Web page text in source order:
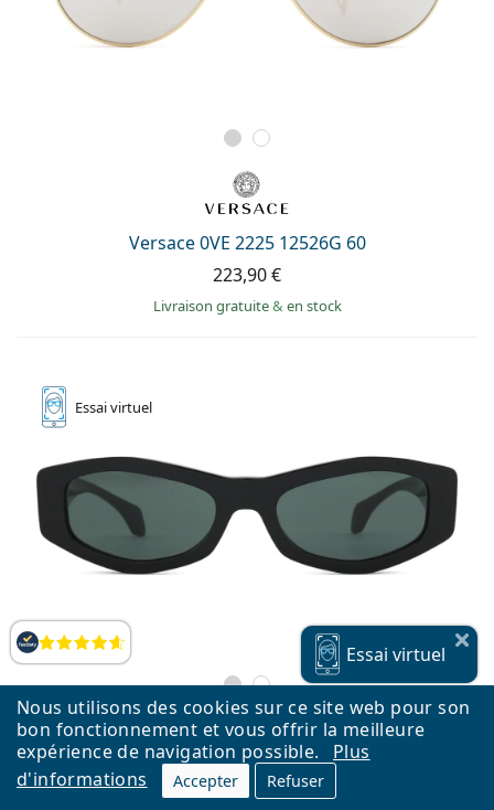
Nous utilisons des cookies sur ce site web pour son
bon fonctionnement et vous offrir la meilleure
expérience de navigation possible.
Plus
d'informations
Accepter Refuser
Évaluation
Versace 0VE 2225 12526G 60
223,90 €
Livraison gratuite& en stock
Essaivirtuel
Versace 0VE 4487 GB1/87 54
Essai virtuel